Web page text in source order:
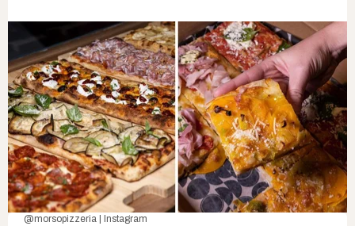
@morsopizzeria | Instagram